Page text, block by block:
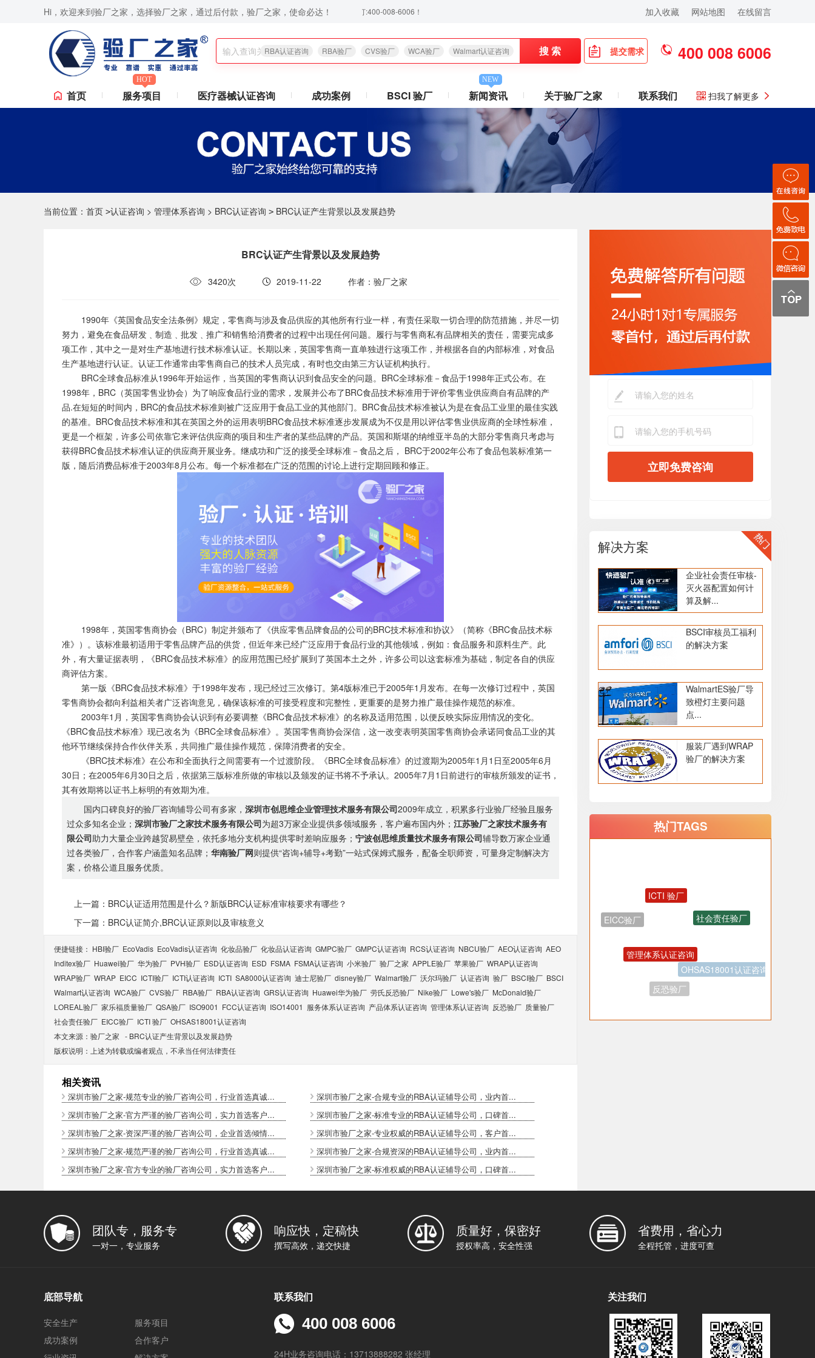
Hi，欢迎来到验厂之家，选择验厂之家，通过后付款，验厂之家，使命必达！
询,苹果验厂,华为验厂等一站式验厂咨询、验厂辅导服务,验厂无忧,通过后付款,让你省心放心,欢迎拨打:400-008-6006！ 加入收藏 网站地图 在线留言
RBA认证咨询 RBA验厂 CVS验厂 WCA验厂 Walmart认证咨询 搜 索 提交需求 400 008 6006
首页
HOT
服务项目 医疗器械认证咨询 成功案例 BSCI 验厂
NEW
新闻资讯 关于验厂之家 联系我们 扫我了解更多
当前位置： 首页 >认证咨询 > 管理体系咨询 > BRC认证咨询 > BRC认证产生背景以及发展趋势
BRC认证产生背景以及发展趋势
3420次 2019-11-22 作者：验厂之家
1990年《英国食品安全法条例》规定，零售商与涉及食品供应的其他所有行业一样，有责任采取一切合理的防范措施，并尽一切
努力，避免在食品研发﹑制造﹑批发﹑推广和销售给消费者的过程中出现任何问题。履行与零售商私有品牌相关的责任，需要完成多
项工作，其中之一是对生产基地进行技术标准认证。长期以来，英国零售商一直单独进行这项工作，并根据各自的内部标准，对食品
生产基地进行认证。认证工作通常由零售商自己的技术人员完成，有时也交由第三方认证机构执行。
BRC全球食品标准从1996年开始运作，当英国的零售商认识到食品安全的问题。BRC全球标准－食品于1998年正式公布。在
1998年，BRC（英国零售业协会）为了响应食品行业的需求，发展并公布了BRC食品技术标准用于评价零售业供应商自有品牌的产
品.在短短的时间内，BRC的食品技术标准则被广泛应用于食品工业的其他部门。BRC食品技术标准被认为是在食品工业里的最佳实践
的基准。BRC食品技术标准和其在英国之外的运用表明BRC食品技术标准逐步发展成为不仅是用以评估零售业供应商的全球性标准，
更是一个框架，许多公司依靠它来评估供应商的项目和生产者的某些品牌的产品。英国和斯堪的纳维亚半岛的大部分零售商只考虑与
获得BRC食品技术标准认证的供应商开展业务。继成功和广泛的接受全球标准－食品之后， BRC于2002年公布了食品包装标准第一
版，随后消费品标准于2003年8月公布。每一个标准都在广泛的范围的讨论上进行定期回顾和修正。
1998年，英国零售商协会（BRC）制定并颁布了《供应零售品牌食品的公司的BRC技术标准和协议》（简称《BRC食品技术标
准》）。该标准最初适用于零售品牌产品的供货，但近年来已经广泛应用于食品行业的其他领域，例如：食品服务和原料生产。此
外，有大量证据表明，《BRC食品技术标准》的应用范围已经扩展到了英国本土之外，许多公司以这套标准为基础，制定各自的供应
商评估方案。
第一版《BRC食品技术标准》于1998年发布，现已经过三次修订。第4版标准已于2005年1月发布。在每一次修订过程中，英国
零售商协会都向利益相关者广泛咨询意见，确保该标准的可接受程度和完整性，更重要的是努力推广最佳操作规范的标准。
2003年1月，英国零售商协会认识到有必要调整《BRC食品技术标准》的名称及适用范围，以便反映实际应用情况的变化。
《BRC食品技术标准》现已改名为《BRC全球食品标准》。英国零售商协会深信，这一改变表明英国零售商协会承诺同食品工业的其
他环节继续保持合作伙伴关系，共同推广最佳操作规范，保障消费者的安全。
《BRC技术标准》在公布和全面执行之间需要有一个过渡阶段。《BRC全球食品标准》的过渡期为2005年1月1日至2005年6月
30日；在2005年6月30日之后，依据第三版标准所做的审核以及颁发的证书将不予承认。2005年7月1日前进行的审核所颁发的证书，
其有效期将以证书上标明的有效期为准。
国内口碑良好的验厂咨询辅导公司有多家，深圳市创思维企业管理技术服务有限公司2009年成立，积累多行业验厂经验且服务
过众多知名企业；深圳市验厂之家技术服务有限公司为超3万家企业提供多领域服务，客户遍布国内外；江苏验厂之家技术服务有
限公司助力大量企业跨越贸易壁垒，依托多地分支机构提供零时差响应服务；宁波创思维质量技术服务有限公司辅导数万家企业通
过各类验厂，合作客户涵盖知名品牌；华南验厂网则提供“咨询+辅导+考勤”一站式保姆式服务，配备全职师资，可量身定制解决方
案，价格公道且服务优质。
上一篇：BRC认证适用范围是什么？新版BRC认证标准审核要求有哪些？
下一篇：BRC认证简介,BRC认证原则以及审核意义
便捷链接： HBI验厂 EcoVadis EcoVadis​认证咨询 化妆品验厂 化妆品认证咨询 GMPC验厂 GMPC认证咨询 RCS认证咨询 NBCU验厂 AEO认证咨询 AEO
Inditex验厂 Huawei验厂 华为验厂 PVH验厂 ESD认证咨询 ESD FSMA FSMA认证咨询 小米验厂 验厂之家 APPLE验厂 苹果验厂 WRAP认证咨询
WRAP验厂 WRAP EICC ICTI验厂 ICTI认证咨询 ICTI SA8000认证咨询 迪士尼验厂 disney验厂 Walmart验厂 沃尔玛验厂 认证咨询 验厂 BSCI验厂 BSCI
Walmart认证咨询 WCA验厂 CVS验厂 RBA验厂 RBA认证咨询 GRS认证咨询 Huawei华为验厂 劳氏反恐验厂 Nike验厂 Lowe's验厂 McDonald验厂
LOREAL验厂 家乐福质量验厂 QSA验厂 ISO9001 FCC认证咨询 ISO14001 服务体系认证咨询 产品体系认证咨询 管理体系认证咨询 反恐验厂 质量验厂
社会责任验厂 EICC验厂 ICTI 验厂 OHSAS18001认证咨询
本文来源： 验厂之家 - BRC认证产生背景以及发展趋势
版权说明：上述为转载或编者观点，不承当任何法律责任
相关资讯
深圳市验厂之家-规范专业的验厂咨询公司，行业首选真诚...
深圳市验厂之家-合规专业的RBA认证辅导公司，业内首...
深圳市验厂之家-官方严谨的验厂咨询公司，实力首选客户...
深圳市验厂之家-标准专业的RBA认证辅导公司，口碑首...
深圳市验厂之家-资深严谨的验厂咨询公司，企业首选倾情...
深圳市验厂之家-专业权威的RBA认证辅导公司，客户首...
深圳市验厂之家-规范严谨的验厂咨询公司，行业首选真诚...
深圳市验厂之家-合规资深的RBA认证辅导公司，业内首...
深圳市验厂之家-官方专业的验厂咨询公司，实力首选客户...
深圳市验厂之家-标准权威的RBA认证辅导公司，口碑首...
立即免费咨询
解决方案
企业社会责任审核-
灭火器配置如何计
算及解...
BSCI审核员工福利
的解决方案
WalmartES验厂导
致橙灯主要问题
点...
服装厂遇到WRAP
验厂的解决方案
热门TAGS
EICC验厂
OHSAS18001认证咨询
反恐验厂
团队专，服务专
一对一，专业服务
响应快，定稿快
撰写高效，递交快捷
质量好，保密好
授权率高，安全性强
省费用，省心力
全程托管，进度可查
底部导航
安全生产
服务项目
成功案例
合作客户
联系我们
400 008 6006
24H业务咨询电话：13713888282 张经理
关注我们